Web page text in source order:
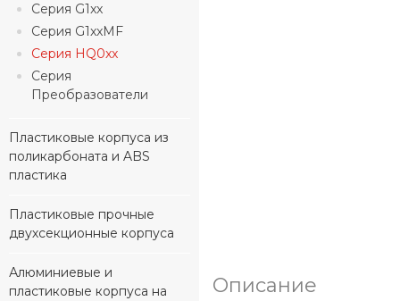
Серия G1xx
Серия G1xxMF
Серия HQ0xx
Серия
Преобразователи
Пластиковые корпуса из
поликарбоната и ABS
пластика
Пластиковые прочные
двухсекционные корпуса
Алюминиевые и
пластиковые корпуса на
Описание